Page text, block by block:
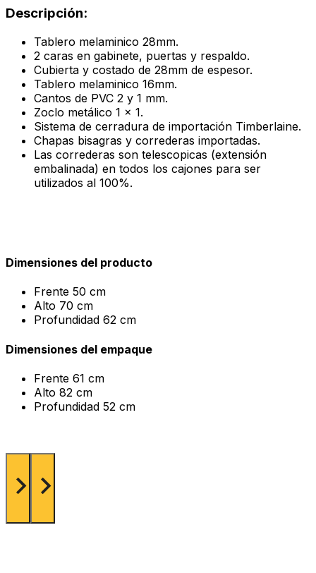
Descripción:
Tablero melaminico 28mm.
2 caras en gabinete, puertas y respaldo.
Cubierta y costado de 28mm de espesor.
Tablero melaminico 16mm.
Cantos de PVC 2 y 1 mm.
Zoclo metálico 1 x 1.
Sistema de cerradura de importación Timberlaine.
Chapas bisagras y correderas importadas.
Las correderas son telescopicas (extensión
embalinada) en todos los cajones para ser
utilizados al 100%.
Dimensiones del producto
Frente 50 cm
Alto 70 cm
Profundidad 62 cm
Dimensiones del empaque
Frente 61 cm
Alto 82 cm
Profundidad 52 cm